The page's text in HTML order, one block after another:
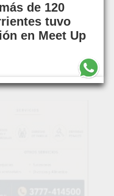
de 120
tuvo
en Meet Up